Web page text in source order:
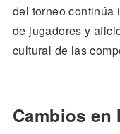
del torneo continúa
de jugadores y
cultural de las
Cambios en